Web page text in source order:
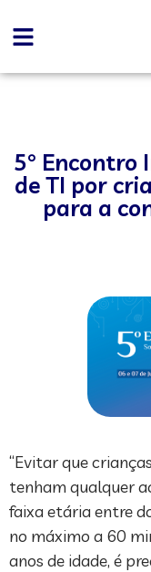
5° Encontro
de TI por
para a
“Evitar que
tenham qualquer
faixa etária entre
no máximo a 60
anos de idade, é